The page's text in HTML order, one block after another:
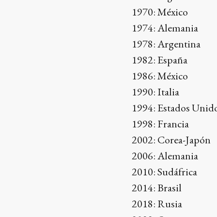
1970: México
1974: Alemania
1978: Argentina
1982: España
1986: México
1990: Italia
1994: Estados
1998: Francia
2002: Corea-Japón
2006: Alemania
2010: Sudáfrica
2014: Brasil
2018: Rusia